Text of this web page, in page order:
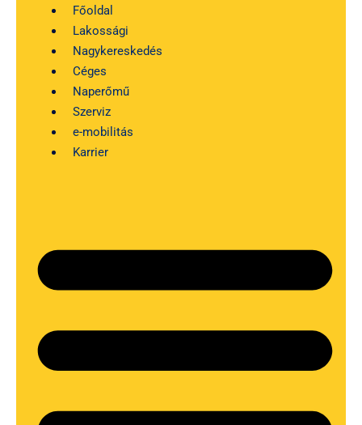
tartalomba
Főoldal
Lakossági
Nagykereskedés
Céges
Naperőmű
Szerviz
e-mobilitás
Karrier